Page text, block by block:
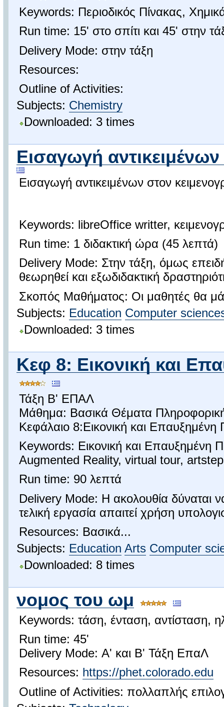
Keywords: Περιοδικός Πίνακας,
Run time: 15' στο σπίτι και 45' στην
Delivery Mode: στην τάξη
Resources:
Outline of Activities:
Subjects: Chemistry
Downloaded: 3 times
Εισαγωγή
Εισαγωγή αντικειμένων στον
Keywords: libreOffice writter,
Run time: 1 διδακτική ώρα (45 λεπτά)
Delivery Mode: Στην τάξη, όμως
θεωρηθεί και εξωδιδακτική
Σκοπός Μαθήματος: Οι μαθητές θα
Subjects: Education Computer
Downloaded: 3 times
Κεφ 8: Εικονική και
Τάξη Β' ΕΠΑΛ
Μάθημα: Βασικά Θέματα
Κεφάλαιο 8:Εικονική και Επαυξημένη
Keywords: Εικονική και Επαυξημένη
Augmented Reality, virtual tour,
Run time: 90 λεπτά
Delivery Mode: Η ακολουθία δύναται
τελική εργασία απαιτεί χρήση
Resources: Βασικά...
Subjects: Education Arts Computer
Downloaded: 8 times
νομος του ωμ
Keywords: τάση, ένταση, αντίσταση,
Run time: 45'
Delivery Mode: Α' και Β' Τάξη ΕπαΛ
Resources: https://phet.colorado.edu
Outline of Activities: πολλαπλής